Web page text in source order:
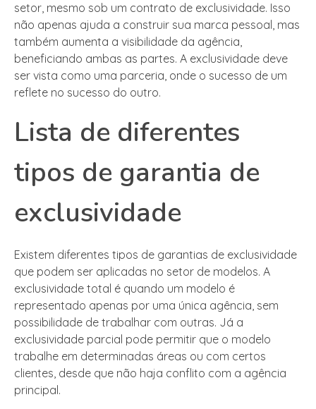
setor, mesmo sob um contrato de exclusividade. Isso
não apenas ajuda a construir sua marca pessoal, mas
também aumenta a visibilidade da agência,
beneficiando ambas as partes. A exclusividade deve
ser vista como uma parceria, onde o sucesso de um
reflete no sucesso do outro.
Lista de diferentes
tipos de garantia de
exclusividade
Existem diferentes tipos de garantias de exclusividade
que podem ser aplicadas no setor de modelos. A
exclusividade total é quando um modelo é
representado apenas por uma única agência, sem
possibilidade de trabalhar com outras. Já a
exclusividade parcial pode permitir que o modelo
trabalhe em determinadas áreas ou com certos
clientes, desde que não haja conflito com a agência
principal.